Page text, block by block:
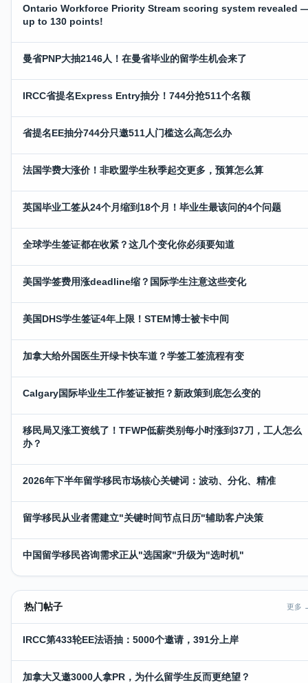
Ontario Workforce Priority Stream scoring system revealed
up to 130 points!
曼省PNP大抽2146人！在曼省毕业的留学生机会来了
IRCC省提名Express Entry抽分！744分抢511个名额
省提名EE抽分744分只邀511人门槛这么高怎么办
法国学费大涨价！非欧盟学生秋季起交更多，预算怎么算
英国毕业工签从24个月缩到18个月！毕业生最该问的4个问题
全球学生签证都在收紧？这几个变化你必须要知道
美国学签费用涨deadline缩？国际学生注意这些变化
美国DHS学生签证4年上限！STEM博士被卡中间
加拿大给外国医生开绿卡快车道？学签工签流程有变
Calgary国际毕业生工作签证被拒？新政策到底怎么变的
移民局又涨工资线了！TFWP低薪类别每小时涨到37刀，工人怎么
办？
2026年下半年留学移民市场核心关键词：波动、分化、精准
留学移民从业者需建立"关键时间节点日历"辅助客户决策
中国留学移民咨询需求正从"选国家"升级为"选时机"
热门帖子 更多
IRCC第433轮EE法语抽：5000个邀请，391分上岸
加拿大又邀3000人拿PR，为什么留学生反而更绝望？